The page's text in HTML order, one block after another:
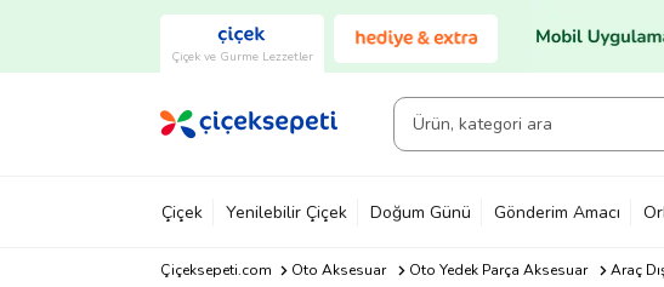
Çiçek ve Gurme Lezzetler
Çiçek Yenilebilir Çiçek Doğum Günü Gönderim Amacı
Çiçeksepeti.com Oto Aksesuar Oto Yedek Parça Aksesuar Araç